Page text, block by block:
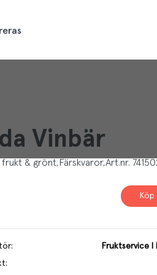
Vinbär
frukt & grönt Färskvaror Art.nr.
Köp
:
Fruktservice I
: